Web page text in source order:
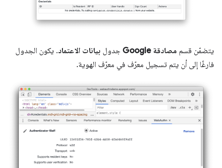
يتضمّن قسم مصادقة Google جدول بيانات الاعتماد. يكون الجدول
فارغًا إلى أن يتم تسجيل معرّف في معرّف الهوية.